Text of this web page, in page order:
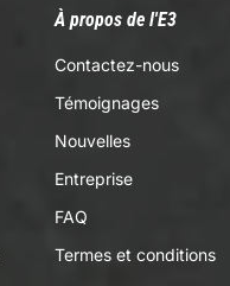
À propos de l'E3
Contactez-nous
Témoignages
Nouvelles
Entreprise
FAQ
Termes et conditions